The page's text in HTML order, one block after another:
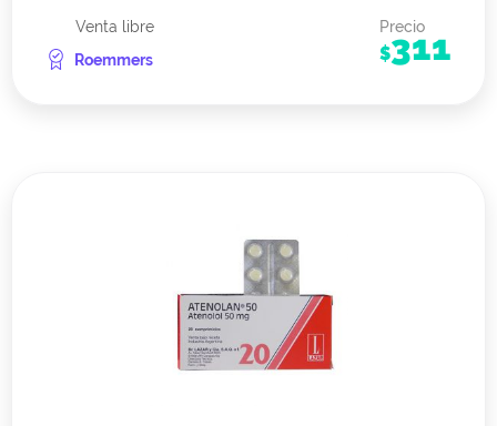
Venta libre
Roemmers
Precio
$311